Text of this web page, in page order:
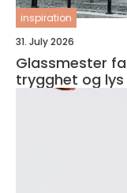
inspiration
31. July 2026
Glassmester fagpersonen som gir hjemmet
trygghet og lys